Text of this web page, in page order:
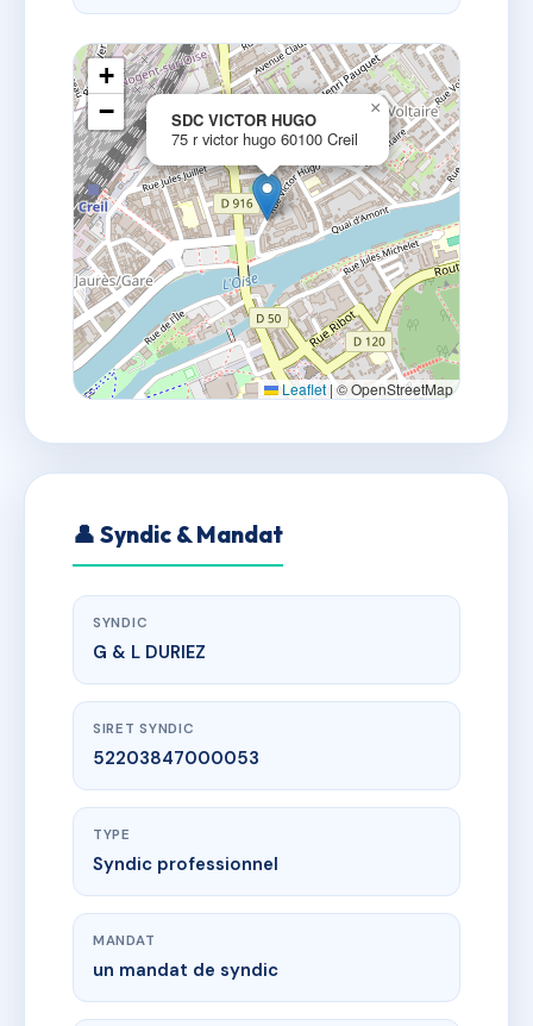
SDC VICTOR HUGO
75 r victor hugo 60100 Creil
×
+
−
Leaflet | © OpenStreetMap
👤 Syndic & Mandat
SYNDIC
G & L DURIEZ
SIRET SYNDIC
52203847000053
TYPE
Syndic professionnel
MANDAT
un mandat de syndic